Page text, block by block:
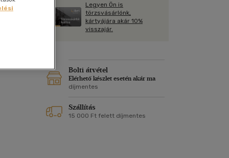
Kártya
Képeslap
Naptár
Vallás, mitológia
Legyen Ön is
törzsvásárlónk,
kártyájára akár 10%
visszajár.
Bolti átvétel
Elérhető készlet esetén akár ma
díjmentes
Szállítás
15 000 Ft felett díjmentes